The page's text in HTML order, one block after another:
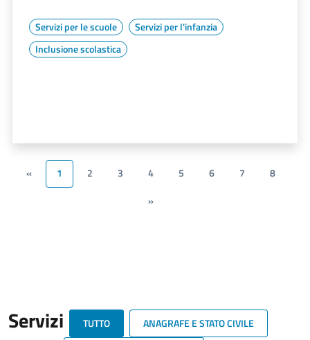
Servizi per le scuole
Servizi per l'infanzia
Inclusione scolastica
« 1 2 3 4 5 6 7
8
»
Servizi TUTTO
ANAGRAFE E STATO CIVILE